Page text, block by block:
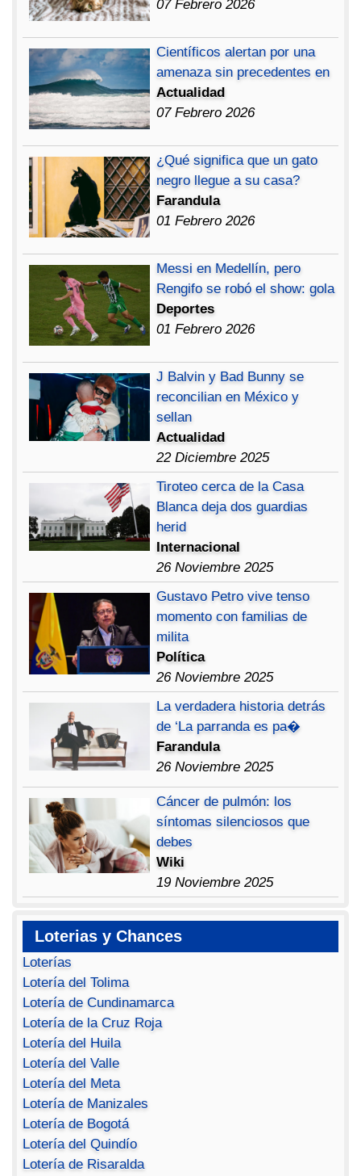
07 Febrero 2026
Científicos alertan por una
amenaza sin precedentes en
Actualidad
07 Febrero 2026
¿Qué significa que un gato
negro llegue a su casa?
Farandula
01 Febrero 2026
Messi en Medellín, pero
Rengifo se robó el show: gola
Deportes
01 Febrero 2026
J Balvin y Bad Bunny se
reconcilian en México y
sellan
Actualidad
22 Diciembre 2025
Tiroteo cerca de la Casa
Blanca deja dos guardias
herid
Internacional
26 Noviembre 2025
Gustavo Petro vive tenso
momento con familias de
milita
Política
26 Noviembre 2025
La verdadera historia detrás
de ‘La parranda es pa�
Farandula
26 Noviembre 2025
Cáncer de pulmón: los
síntomas silenciosos que
debes
Wiki
19 Noviembre 2025
Loterias y Chances
Loterías
Lotería del Tolima
Lotería de Cundinamarca
Lotería de la Cruz Roja
Lotería del Huila
Lotería del Valle
Lotería del Meta
Lotería de Manizales
Lotería de Bogotá
Lotería del Quindío
Lotería de Risaralda